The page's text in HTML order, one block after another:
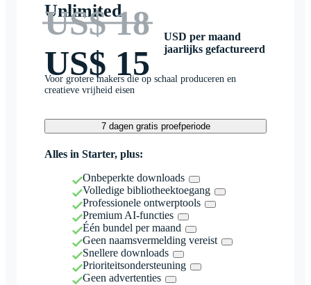
Unlimited
US$ 18
US$ 15
USD per maand
jaarlijks gefactureerd
Voor grotere makers die op schaal produceren en
creatieve vrijheid eisen
7 dagen gratis proefperiode
Alles in Starter, plus:
Onbeperkte downloads
Volledige bibliotheektoegang
Professionele ontwerptools
Premium AI-functies
Één bundel per maand
Geen naamsvermelding vereist
Snellere downloads
Prioriteitsondersteuning
Geen advertenties